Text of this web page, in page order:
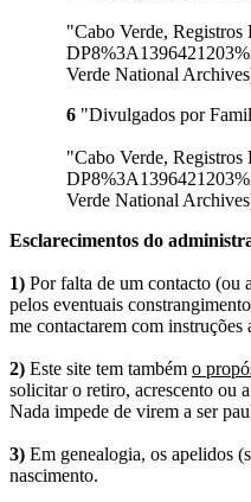
"Cabo Verde,
Verde National
6 "Divulgados por
"Cabo Verde,
Verde National
Esclarecimentos do
1) Por falta de um contacto (ou
pelos eventuais
me contactarem com
2) Este site tem também o
solicitar o retiro, acrescento ou
Nada impede de virem a ser
3) Em genealogia, os apelidos
nascimento.